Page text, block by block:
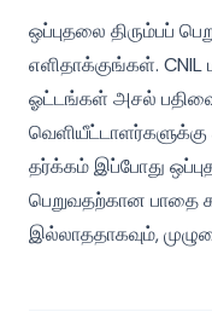
ஒப்புதலை திரும்பப்
எளிதாக்குங்கள்.
ஓட்டங்கள் அசல்
தர்க்கம் இப்போது
பெறுவதற்கான பாதை
இல்லாததாகவும்,